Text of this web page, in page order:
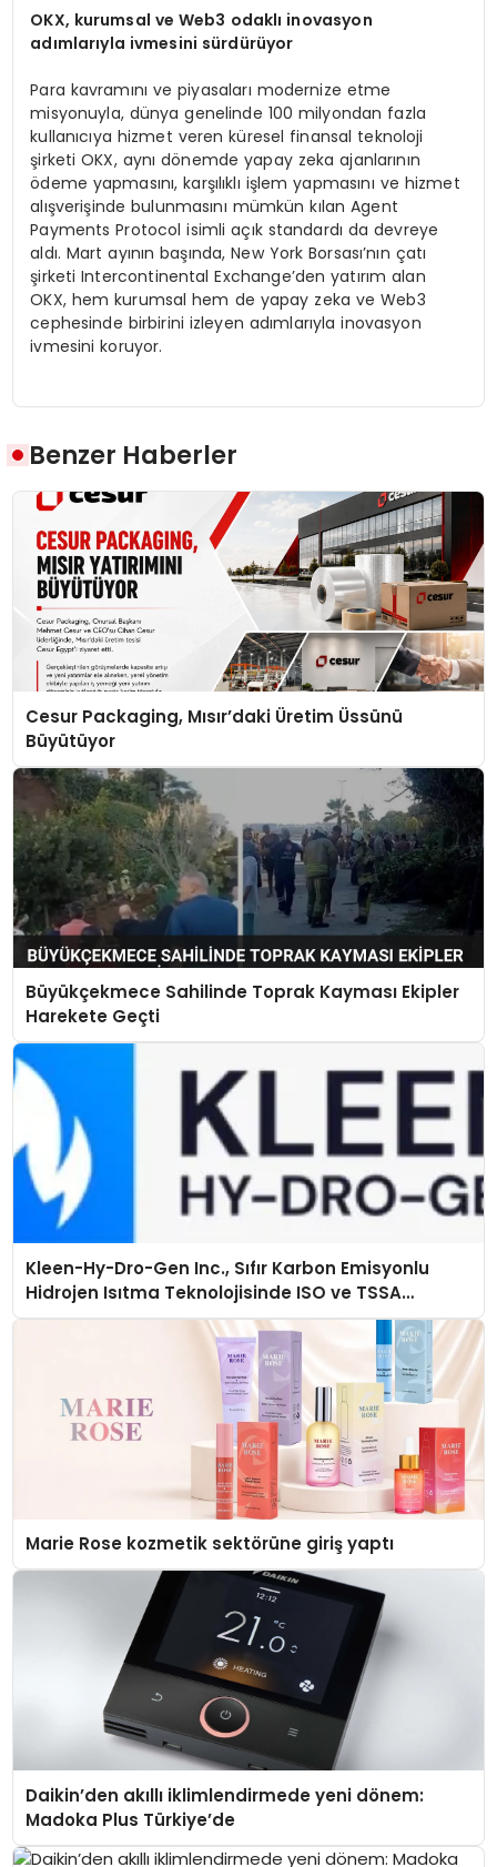
OKX, kurumsal ve Web3 odaklı inovasyon
adımlarıyla ivmesini sürdürüyor
Para kavramını ve piyasaları modernize etme
misyonuyla, dünya genelinde 100 milyondan fazla
kullanıcıya hizmet veren küresel finansal teknoloji
şirketi OKX, aynı dönemde yapay zeka ajanlarının
ödeme yapmasını, karşılıklı işlem yapmasını ve hizmet
alışverişinde bulunmasını mümkün kılan Agent
Payments Protocol isimli açık standardı da devreye
aldı. Mart ayının başında, New York Borsası’nın çatı
şirketi Intercontinental Exchange’den yatırım alan
OKX, hem kurumsal hem de yapay zeka ve Web3
cephesinde birbirini izleyen adımlarıyla inovasyon
ivmesini koruyor.
Benzer Haberler
Cesur Packaging, Mısır’daki Üretim Üssünü
Büyütüyor
Büyükçekmece Sahilinde Toprak Kayması Ekipler
Harekete Geçti
Kleen-Hy-Dro-Gen Inc., Sıfır Karbon Emisyonlu
Hidrojen Isıtma Teknolojisinde ISO ve TSSA
Düzenleyici Onaylarını Aldı
Marie Rose kozmetik sektörüne giriş yaptı
Daikin’den akıllı iklimlendirmede yeni dönem:
Madoka Plus Türkiye’de